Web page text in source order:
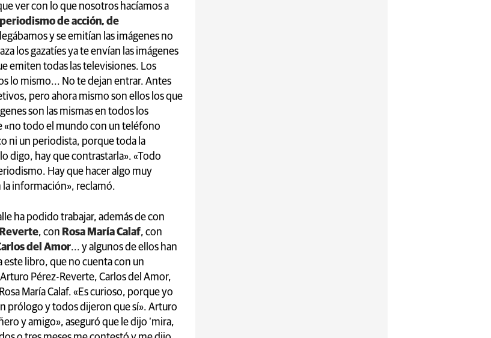
ver con lo que nosotros hacíamos a
periodismo de acción, de
y se emitían las imágenes no
los gazatíes ya te envían las imágenes
emiten todas las televisiones. Los
lo mismo... No te dejan entrar. Antes
pero ahora mismo son ellos los que
son las mismas en todos los
«no todo el mundo con un teléfono
ni un periodista, porque toda la
digo, hay que contrastarla». «Todo
Hay que hacer algo muy
información», reclamó.
ha podido trabajar, además de con
, con Rosa María Calaf, con
del Amor... y algunos de ellos han
libro, que no cuenta con un
Pérez-Reverte, Carlos del Amor,
María Calaf. «Es curioso, porque yo
prólogo y todos dijeron que sí». Arturo
y amigo», aseguró que le dijo ‘mira,